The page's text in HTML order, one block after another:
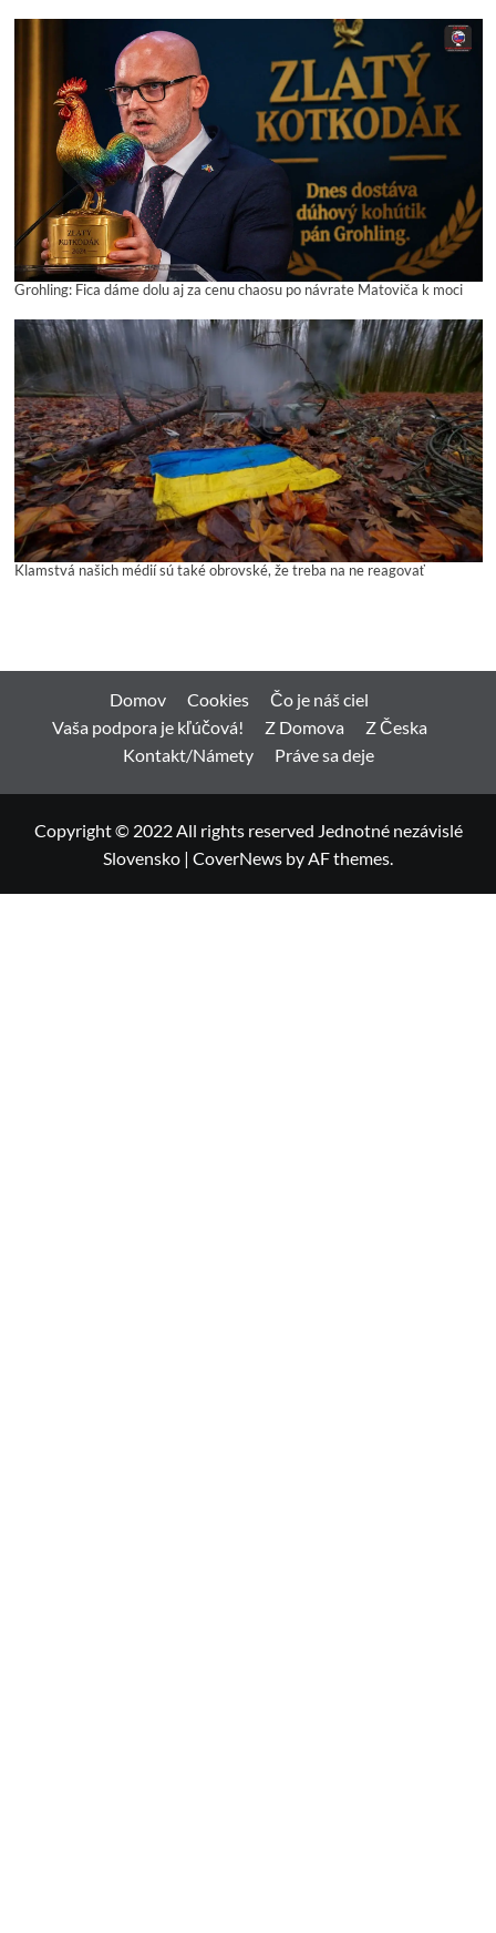
Grohling: Fica dáme dolu aj za cenu chaosu po návrate Matoviča k moci
Klamstvá našich médií sú také obrovské, že treba na ne reagovať
Domov Cookies
Čo je náš ciel
Vaša podpora je kľúčová!
Z Domova
Z Česka
Kontakt/Námety
Práve sa deje
Copyright © 2022 All rights reserved Jednotné nezávislé
Slovensko | CoverNews by AF themes.